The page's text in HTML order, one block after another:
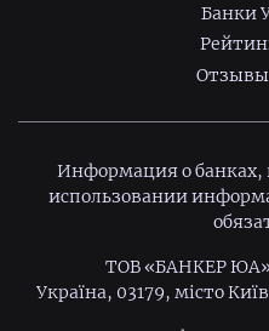
Банки
Отзывы
Информация о банках,
использовании
ТОВ «БАНКЕР
Україна, 03179, місто